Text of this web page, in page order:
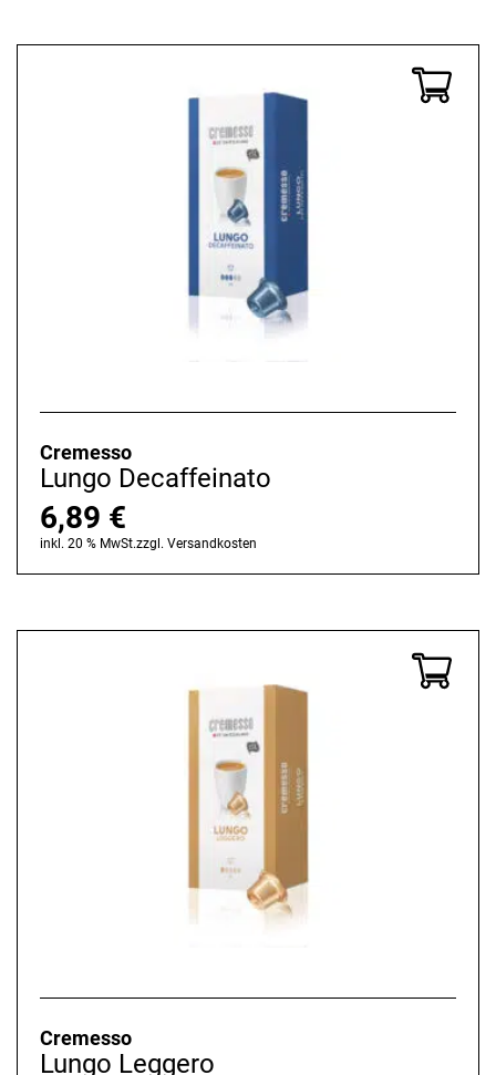
Cremesso
Lungo Decaffeinato
6,89 €
inkl. 20 % MwSt.zzgl. Versandkosten
Cremesso
Lungo Leggero